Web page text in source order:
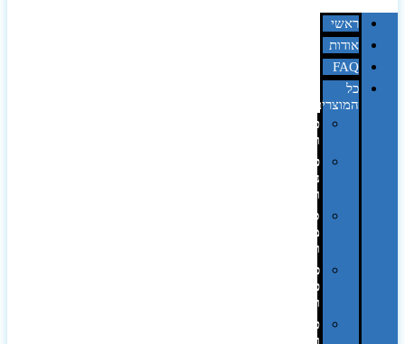
ראשי
אודות
FAQ
כל
המוצרים
טכנולוגיה
וגאדג'טים
פנאי,
נופש
ונסיעות
סביבת
משרד
ופרימיום
כלים,
פנסים
ורכב
טקסטיל
וחורף